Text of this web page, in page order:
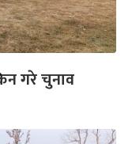
गरे चुनाव